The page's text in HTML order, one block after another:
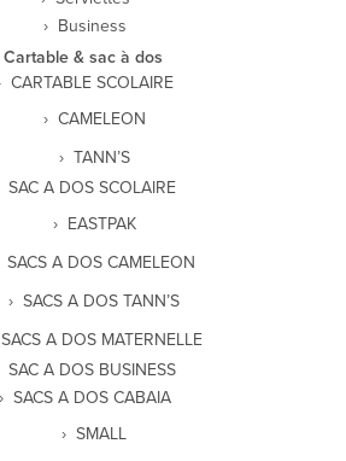
Business
Cartable & sac à dos
CARTABLE SCOLAIRE
CAMELEON
TANN’S
SAC A DOS SCOLAIRE
EASTPAK
SACS A DOS CAMELEON
SACS A DOS TANN’S
SACS A DOS MATERNELLE
SAC A DOS BUSINESS
SACS A DOS CABAIA
SMALL